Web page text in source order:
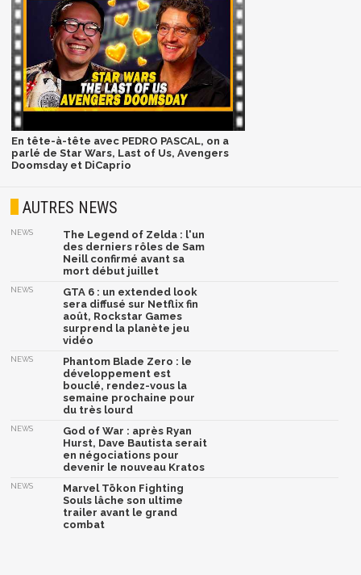
En tête-à-tête avec PEDRO PASCAL, on a
parlé de Star Wars, Last of Us, Avengers
Doomsday et DiCaprio
AUTRES NEWS
NEWS
The Legend of Zelda : l'un
des derniers rôles de Sam
Neill confirmé avant sa
mort début juillet
NEWS
GTA 6 : un extended look
sera diffusé sur Netflix fin
août, Rockstar Games
surprend la planète jeu
vidéo
NEWS
Phantom Blade Zero : le
développement est
bouclé, rendez-vous la
semaine prochaine pour
du très lourd
NEWS
God of War : après Ryan
Hurst, Dave Bautista serait
en négociations pour
devenir le nouveau Kratos
NEWS
Marvel Tōkon Fighting
Souls lâche son ultime
trailer avant le grand
combat